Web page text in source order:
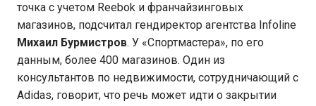
точка с учетом Reebok и франчайзинговых
магазинов, подсчитал гендиректор агентства Infoline
Михаил Бурмистров. У «Спортмастера», по его
данным, более 400 магазинов. Один из
консультантов по недвижимости, сотрудничающий с
Adidas, говорит, что речь может идти о закрытии